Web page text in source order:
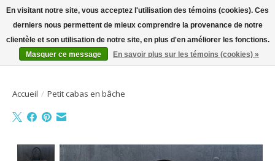
Bienvenue sur la boutique en ligne
Liste dePanier
Accueil / Petit cabas en bâche
Product image slideshow Items
En visitant notre site, vous acceptez l'utilisation des témoins (cookies). Ces
derniers nous permettent de mieux comprendre la provenance de notre
clientèle et son utilisation de notre site, en plus d'en améliorer les fonctions.
Masquer ce message
En savoir plus sur les témoins (cookies) »